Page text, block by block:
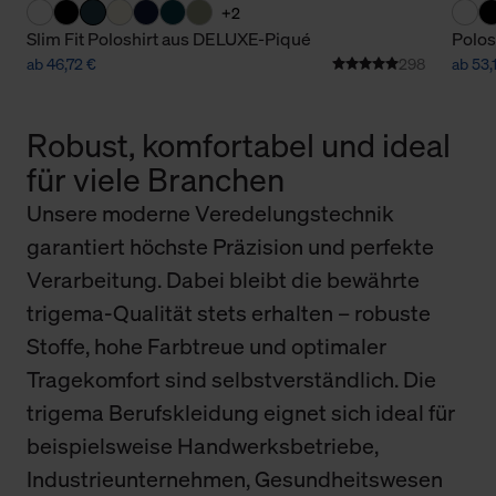
+2
Slim Fit Poloshirt aus DELUXE-Piqué
ab 46,72 € 298 ab
Robust, komfortabel und ideal
für viele Branchen
Unsere moderne Veredelungstechnik
garantiert höchste Präzision und perfekte
Verarbeitung. Dabei bleibt die bewährte
trigema-Qualität stets erhalten – robuste
Stoffe, hohe Farbtreue und optimaler
Tragekomfort sind selbstverständlich. Die
trigema Berufskleidung eignet sich ideal für
beispielsweise Handwerksbetriebe,
Industrieunternehmen, Gesundheitswesen